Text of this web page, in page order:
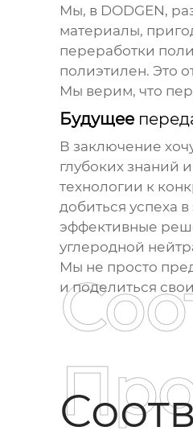
Мы, в DODGEN,
материалы,
переработки
полиэтилен. Это
Мы верим, что
Будущее
В заключение
глубоких знаний
технологии к
добиться успеха
эффективные
углеродной
Мы не просто
и поделиться